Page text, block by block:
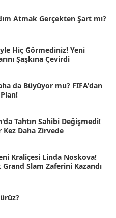
Atmak Gerçekten Şart mı?
Hiç Görmediniz! Yeni
Şaşkına Çevirdi
da Büyüyor mu? FIFA'dan
Tahtın Sahibi Değişmedi!
Kez Daha Zirvede
Kraliçesi Linda Noskova!
Slam Zaferini Kazandı